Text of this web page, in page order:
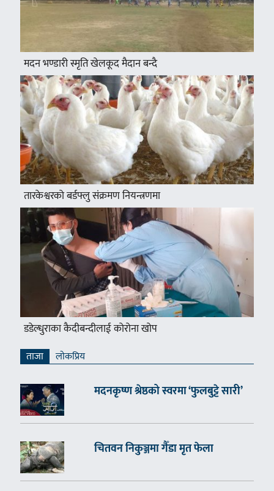
मदन भण्डारी स्मृति खेलकूद मैदान बन्दै
तारकेश्वरको बर्डफ्लु संक्रमण नियन्त्रणमा
डडेल्धुराका कैदीबन्दीलाई कोरोना खोप
ताजा लाेकप्रिय
मदनकृष्ण श्रेष्ठको स्वरमा ‘फुलबुट्टे सारी’
चितवन निकुञ्जमा गैँडा मृत फेला